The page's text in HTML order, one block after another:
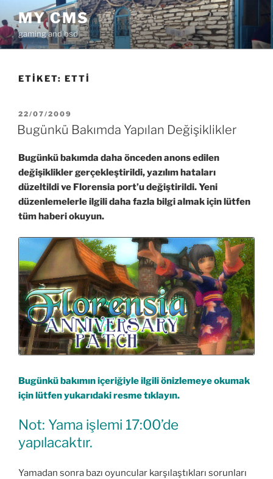
geç MY CMS
gaming and bsd
ETIKET: ETTI
YAYIM
TARIHI
22/07/2009
Bugünkü Bakımda Yapılan Değişiklikler
Bugünkü bakımda daha önceden anons edilen
değişiklikler gerçekleştirildi, yazılım hataları
düzeltildi ve Florensia port’u değiştirildi. Yeni
düzenlemelerle ilgili daha fazla bilgi almak için lütfen
tüm haberi okuyun.
Bugünkü bakımın içeriğiyle ilgili önizlemeye okumak
için lütfen yukarıdaki resme tıklayın.
Not: Yama işlemi 17:00’de
yapılacaktır.
Yamadan sonra bazı oyuncular karşılaştıkları sorunları